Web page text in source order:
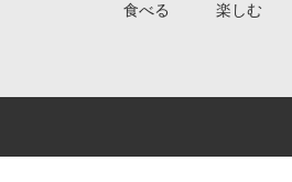
食べる 楽しむ